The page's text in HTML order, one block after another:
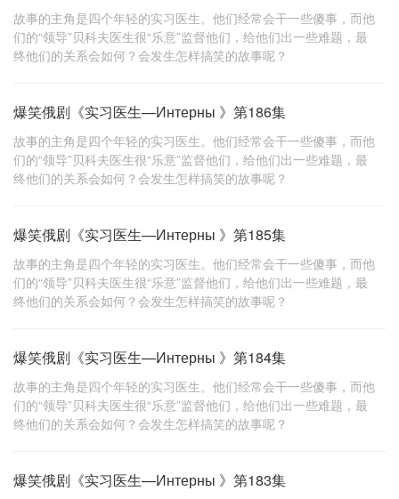
故事的主角是四个年轻的实习医生。他们经常会干一些傻事，而他
们的“领导”贝科夫医生很“乐意”监督他们，给他们出一些难题，最
终他们的关系会如何？会发生怎样搞笑的故事呢？
爆笑俄剧《实习医生—Интерны 》第186集
故事的主角是四个年轻的实习医生。他们经常会干一些傻事，而他
们的“领导”贝科夫医生很“乐意”监督他们，给他们出一些难题，最
终他们的关系会如何？会发生怎样搞笑的故事呢？
爆笑俄剧《实习医生—Интерны 》第185集
故事的主角是四个年轻的实习医生。他们经常会干一些傻事，而他
们的“领导”贝科夫医生很“乐意”监督他们，给他们出一些难题，最
终他们的关系会如何？会发生怎样搞笑的故事呢？
爆笑俄剧《实习医生—Интерны 》第184集
故事的主角是四个年轻的实习医生。他们经常会干一些傻事，而他
们的“领导”贝科夫医生很“乐意”监督他们，给他们出一些难题，最
终他们的关系会如何？会发生怎样搞笑的故事呢？
爆笑俄剧《实习医生—Интерны 》第183集